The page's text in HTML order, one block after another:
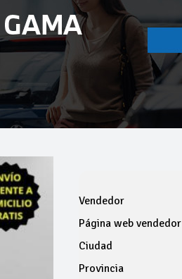
Vendedor
Página web vendedor
Ciudad
Provincia